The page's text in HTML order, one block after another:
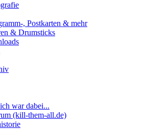
, Postkarten & mehr
& Drumsticks
war dabei...
(kill-them-all.de)